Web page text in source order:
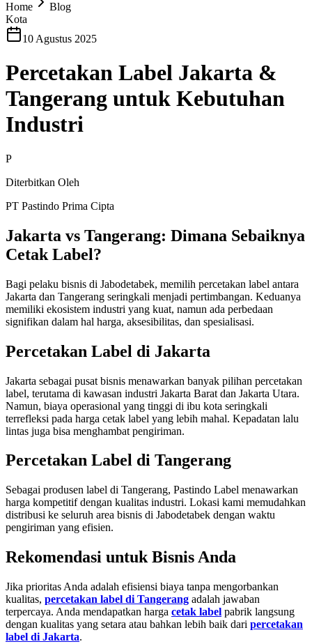
Home
Blog
Kota
10 Agustus 2025
Percetakan Label Jakarta &
Tangerang untuk Kebutuhan
Industri
P
Diterbitkan Oleh
PT Pastindo Prima Cipta
Jakarta vs Tangerang: Dimana Sebaiknya
Cetak Label?
Bagi pelaku bisnis di Jabodetabek, memilih percetakan label antara
Jakarta dan Tangerang seringkali menjadi pertimbangan. Keduanya
memiliki ekosistem industri yang kuat, namun ada perbedaan
signifikan dalam hal harga, aksesibilitas, dan spesialisasi.
Percetakan Label di Jakarta
Jakarta sebagai pusat bisnis menawarkan banyak pilihan percetakan
label, terutama di kawasan industri Jakarta Barat dan Jakarta Utara.
Namun, biaya operasional yang tinggi di ibu kota seringkali
terrefleksi pada harga cetak label yang lebih mahal. Kepadatan lalu
lintas juga bisa menghambat pengiriman.
Percetakan Label di Tangerang
Sebagai produsen label di Tangerang, Pastindo Label menawarkan
harga kompetitif dengan kualitas industri. Lokasi kami memudahkan
distribusi ke seluruh area bisnis di Jabodetabek dengan waktu
pengiriman yang efisien.
Rekomendasi untuk Bisnis Anda
Jika prioritas Anda adalah efisiensi biaya tanpa mengorbankan
kualitas, percetakan label di Tangerang adalah jawaban
terpercaya. Anda mendapatkan harga cetak label pabrik langsung
dengan kualitas yang setara atau bahkan lebih baik dari percetakan
label di Jakarta.